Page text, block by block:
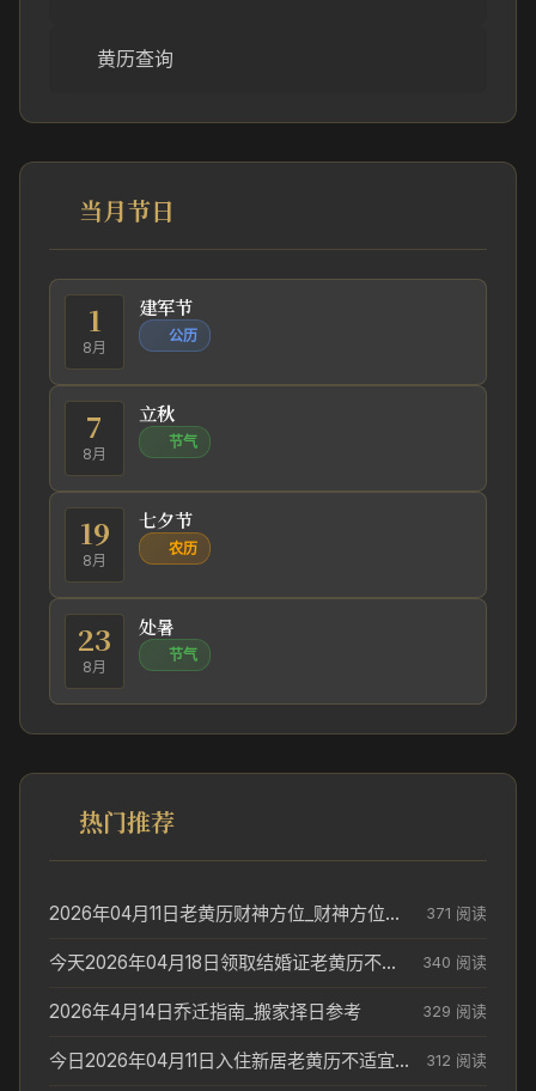
黄历查询
当月节日
1
8月
建军节
公历
7
8月
立秋
节气
19
8月
七夕节
农历
23
8月
处暑
节气
热门推荐
2026年04月11日老黄历财神方位_财神方位与供奉讲究 371 阅读
今天2026年04月18日领取结婚证老黄历不适合吗_领证日期参考 340 阅读
2026年4月14日乔迁指南_搬家择日参考 329 阅读
今日2026年04月11日入住新居老黄历不适宜吗_搬家择日参考 312 阅读